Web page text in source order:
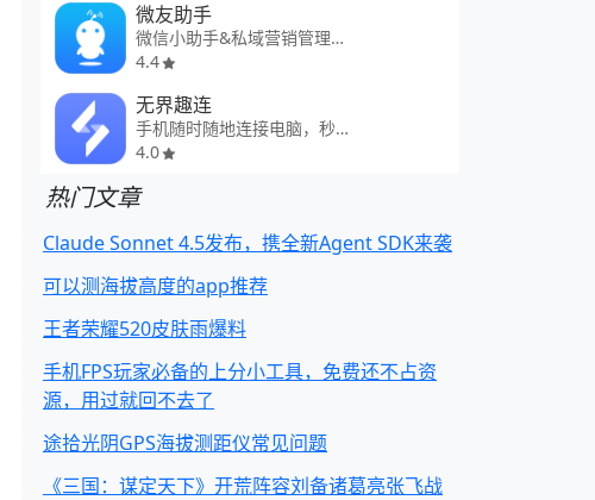
微友助手
微信小助手&私域营销管理工具
4.4
无界趣连
手机随时随地连接电脑，秒变多台
4.0
热门文章
Claude Sonnet 4.5发布，携全新Agent SDK来袭
可以测海拔高度的app推荐
王者荣耀520皮肤雨爆料
手机FPS玩家必备的上分小工具，免费还不占资
源，用过就回不去了
途拾光阴GPS海拔测距仪常见问题
《三国：谋定天下》开荒阵容刘备诸葛亮张飞战